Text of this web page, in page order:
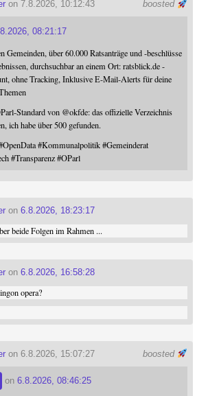
boosted
on 7.8.2026, 10:12:43
08:21:17
Gemeinden, über 60.000 Ratsanträge und -beschlüsse
durchsuchbar an einem Ort: ratsblick.de -
ohne Tracking, Inklusive E-Mail-Alerts für deine
Standard von @okfde: das offizielle Verzeichnis
ich habe über 500 gefunden.
OpenData #Kommunalpolitik #Gemeinderat
#Transparenz #OParl
on 6.8.2026, 18:23:17
beide Folgen im Rahmen ...
on 6.8.2026, 16:58:28
opera?
boosted
on 6.8.2026, 15:07:27
on 6.8.2026, 08:46:25